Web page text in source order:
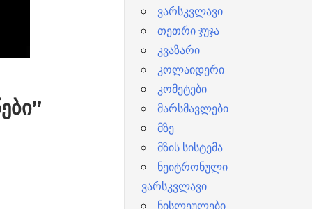
ვარსკვლავი
თეთრი ჯუჯა
კვაზარი
კოლაიდერი
კომეტები
მარსმავლები
მზე
მზის სისტემა
ნეიტრონული
ვარსკვლავი
ნისლეულები